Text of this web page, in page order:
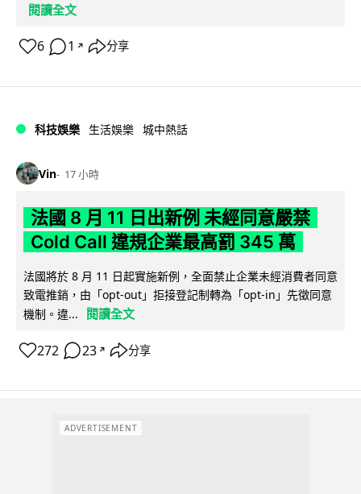
閱讀全文
6 1 ↗ 分享
科技娛樂 生活娛樂 城中熱話
Vin 17 小時
法國 8 月 11 日出新例 未經同意嚴禁
Cold Call 違規企業最高罰 345 萬
法國將於 8 月 11 日起實施新例，全面禁止企業未經消費者同意
致電推銷，由「opt-out」拒接登記制轉為「opt-in」先徵同意
機制。違...
閱讀全文
272 23 ↗ 分享
ADVERTISEMENT